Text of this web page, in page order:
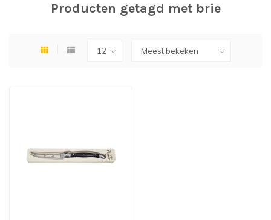
Producten getagd met brie